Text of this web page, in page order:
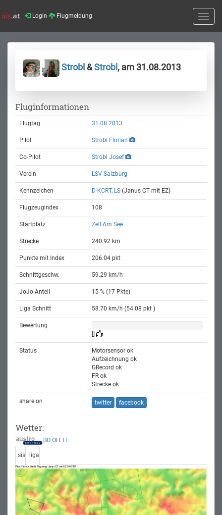
Login Flugmeldung
Toggle
Strobl &Strobl , am 31.08.2013
Fluginformationen
Flugtag 31.08.2013
Pilot Strobl Florian
Co-Pilot Strobl Josef
Verein LSV Salzburg
Kennzeichen D-KCRT, LS (Janus CT mit EZ)
Flugzeugindex 108
Startplatz Zell Am See
Strecke 240.92 km
Punkte mit Index 206.04 pkt
Schnittgeschw. 59.29 km/h
JoJo-Anteil 15 % (17 Pkte)
Liga Schnitt 58.70 km/h (54.08 pkt )
Bewertung
Status
Motorsensor ok
Aufzeichnung ok
GRecord ok
FR ok
Strecke ok
share on twitter facebook
Wetter:
BO OH TE
sis liga